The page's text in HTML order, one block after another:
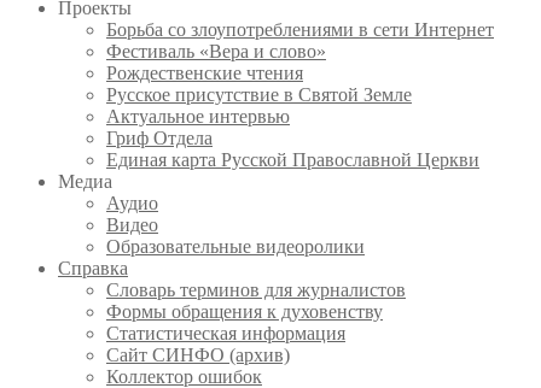
Проекты
Борьба со злоупотреблениями в сети Интернет
Фестиваль «Вера и слово»
Рождественские чтения
Русское присутствие в Святой Земле
Актуальное интервью
Гриф Отдела
Единая карта Русской Православной Церкви
Медиа
Аудио
Видео
Образовательные видеоролики
Справка
Словарь терминов для журналистов
Формы обращения к духовенству
Статистическая информация
Сайт СИНФО (архив)
Коллектор ошибок